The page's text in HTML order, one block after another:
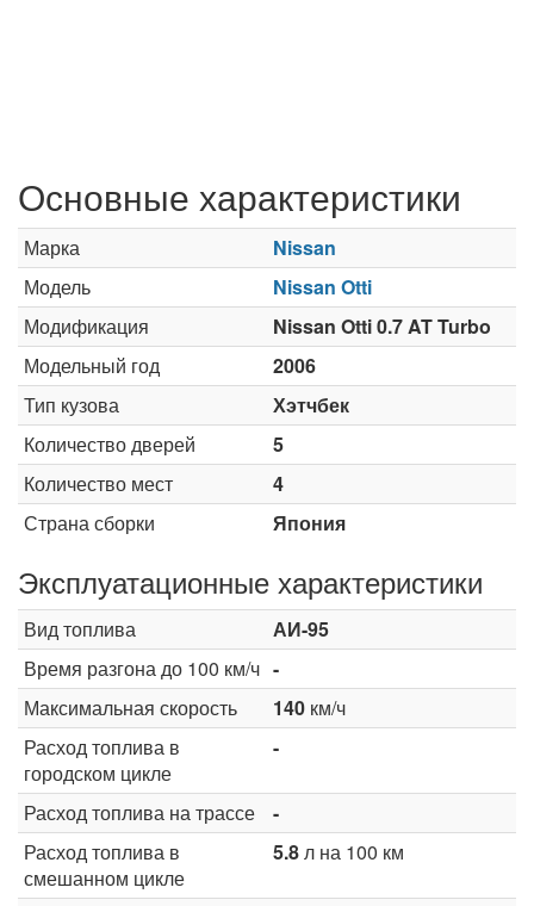
Основные характеристики
Марка
Nissan
Модель
Nissan Otti
Модификация
Nissan Otti 0.7 AT Turbo
Модельный год
2006
Тип кузова
Хэтчбек
Количество дверей
5
Количество мест
4
Страна сборки
Япония
Эксплуатационные характеристики
Вид топлива
АИ-95
Время разгона до 100 км/ч -
Максимальная скорость
140 км/ч
Расход топлива в
городском цикле
-
Расход топлива на трассе
-
Расход топлива в
смешанном цикле
5.8л на 100 км